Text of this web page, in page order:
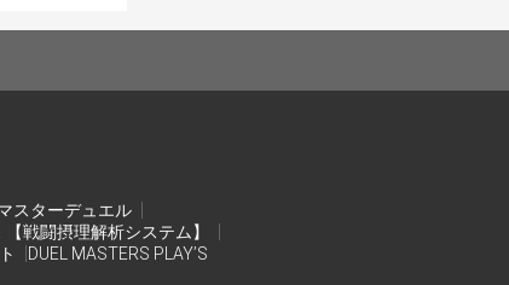
スターデュエル
【戦闘摂理解析システム】
DUEL MASTERS PLAY’S